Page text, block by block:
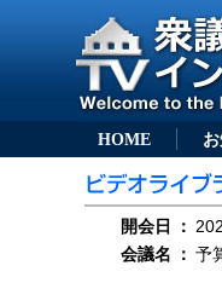
HOME
開会日 ：
会議名
： 予